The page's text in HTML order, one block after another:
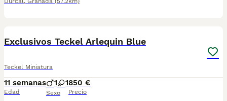
Exclusivos Teckel Arlequin Blue
Teckel Miniatura
11 semanas
Edad
1 1
Sexo
850 €
Precio